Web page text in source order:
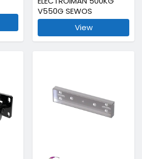
V550G SEWOS
View